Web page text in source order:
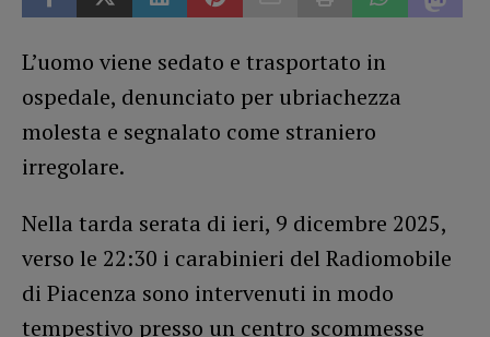
L’uomo viene sedato e trasportato in
ospedale, denunciato per ubriachezza
molesta e segnalato come straniero
irregolare.
Nella tarda serata di ieri, 9 dicembre 2025,
verso le 22:30 i carabinieri del Radiomobile
di Piacenza sono intervenuti in modo
tempestivo presso un centro scommesse